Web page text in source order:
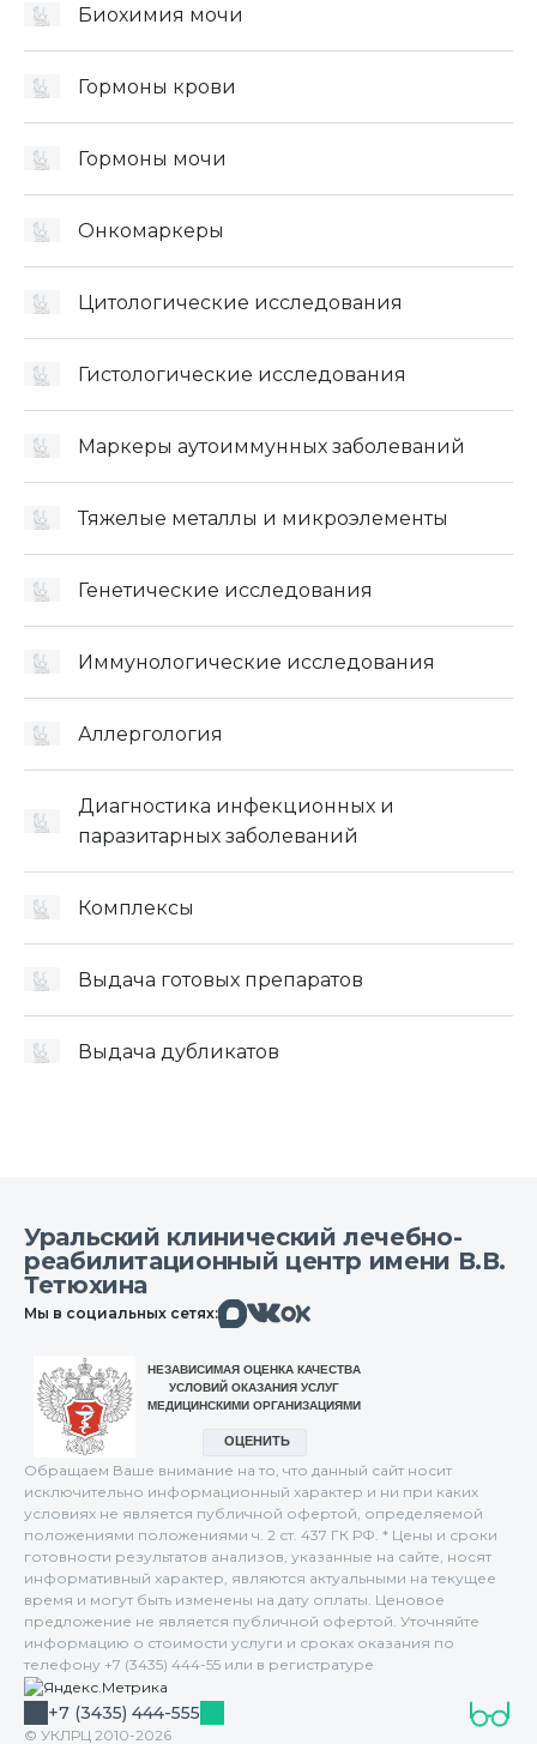
Биохимия мочи
Гормоны крови
Гормоны мочи
Онкомаркеры
Цитологические исследования
Гистологические исследования
Маркеры аутоиммунных заболеваний
Тяжелые металлы и микроэлементы
Генетические исследования
Иммунологические исследования
Аллергология
Диагностика инфекционных и
паразитарных заболеваний
Комплексы
Выдача готовых препаратов
Выдача дубликатов
Уральский клинический лечебно-
реабилитационный центр имени В.В.
Тетюхина
Мы в социальных сетях:МаксВконтактеОдноклассники
Обращаем Ваше внимание на то, что данный сайт носит
исключительно информационный характер и ни при каких
условиях не является публичной офертой, определяемой
положениями положениями ч. 2 ст. 437 ГК РФ. * Цены и сроки
готовности результатов анализов, указанные на сайте, носят
информативный характер, являются актуальными на текущее
время и могут быть изменены на дату оплаты. Ценовое
предложение не является публичной офертой. Уточняйте
информацию о стоимости услуги и сроках оказания по
телефону +7 (3435) 444-55 или в регистратуре
+7 (3435) 444-555
© УКЛРЦ 2010-2026